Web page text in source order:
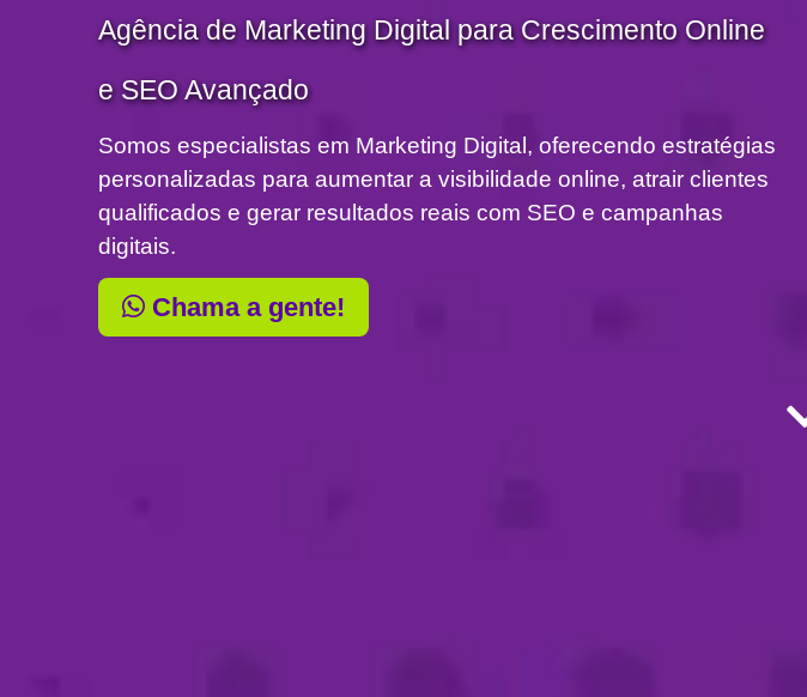
Agência de Marketing Digital para Crescimento Online
e SEO Avançado
Somos especialistas em Marketing Digital, oferecendo estratégias
personalizadas para aumentar a visibilidade online, atrair clientes
qualificados e gerar resultados reais com SEO e campanhas
digitais.
Chama a gente!